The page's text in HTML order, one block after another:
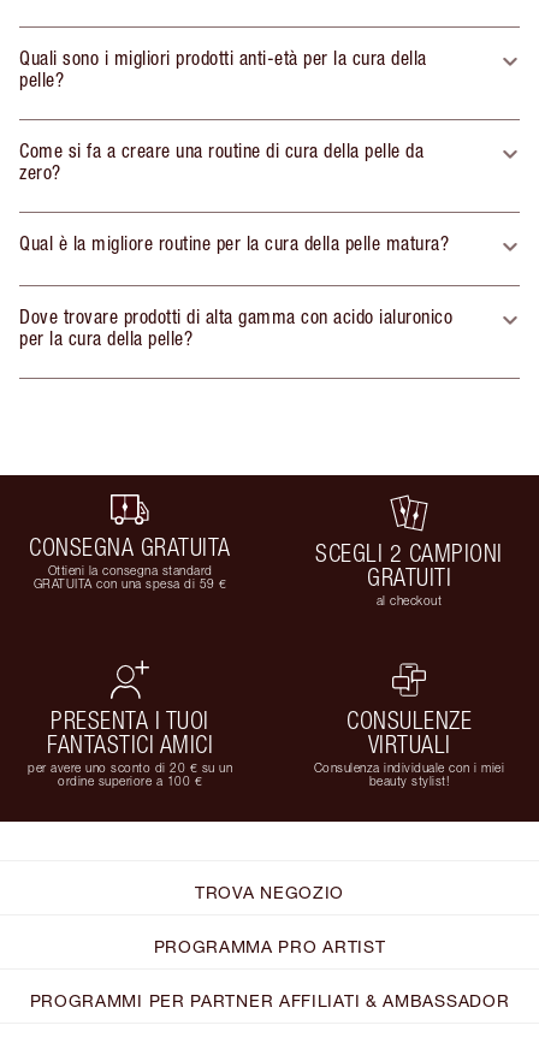
Quali sono i migliori prodotti anti-età per la cura della
pelle?
Come si fa a creare una routine di cura della pelle da
zero?
Qual è la migliore routine per la cura della pelle matura?
Dove trovare prodotti di alta gamma con acido ialuronico
per la cura della pelle?
CONSEGNA GRATUITA
Ottieni la consegna standard
GRATUITA con una spesa di 59 €
SCEGLI 2 CAMPIONI
GRATUITI
al checkout
PRESENTA I TUOI
FANTASTICI AMICI
per avere uno sconto di 20 € su un
ordine superiore a 100 €
CONSULENZE
VIRTUALI
Consulenza individuale con i miei
beauty stylist!
TROVA NEGOZIO
PROGRAMMA PRO ARTIST
PROGRAMMI PER PARTNER AFFILIATI & AMBASSADOR